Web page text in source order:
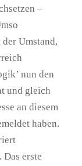
–
Umstand,
nun den
und gleich
an diesem
haben.
erste